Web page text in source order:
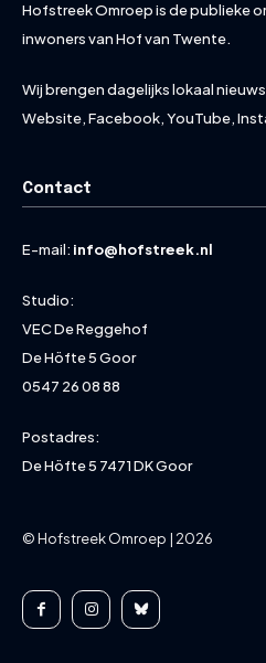
Hofstreek Omroep is de publieke
inwoners van Hof van Twente.
Wij brengen dagelijks lokaal
Website, Facebook, YouTube,
Contact
E-mail: info@hofstreek.nl
Studio:
VEC De Reggehof
De Höfte 5 Goor
0547 26 08 88
Postadres:
De Höfte 5 7471 DK Goor
© Hofstreek Omroep | 2026